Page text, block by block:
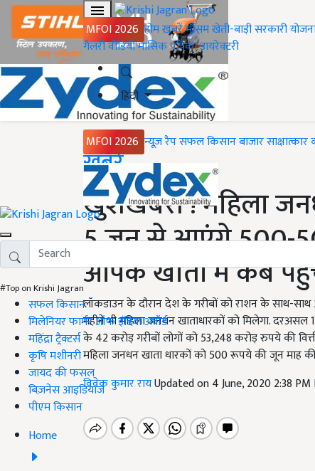
MFOI 2026 होमख़बरेंमौसमखेती-बाड़ीसरकारी
गैलरीवीडियोमासिक पत्रिकाडायरेक्टरी
हिंदी
MFOI 2026 न्यूज़ रैपसफल किसानबाजारसाक्षात्कार
#Top on Krishi Jagran
सफल किसान
मिलेनियर फार्मर ऑफ इंडिया अवॉर्ड
महिंद्रा ट्रैक्टर्स
कृषि मशीनरी
जायद की फसल
बिज़नेस आइडियाज
पीएम किसान
Home
Home
ख़बरें
खुशखबरी ! महिला
5 जून से आएंगे 500-
आपके खातों में कब
लॉकडाउन के दौरान देश के गरीबों को राशन के साथ-साथ
महीने भी महिला जनधन खाताधारकों को मिलेगा.
के 42 करोड़ गरीबों लोगों को 53,248 करोड़ रुपये की
महिला जनधन खाता धारकों को 500 रूपये की जून माह
विवेक कुमार रायUpdated on 4 June, 2020 2:38 PM